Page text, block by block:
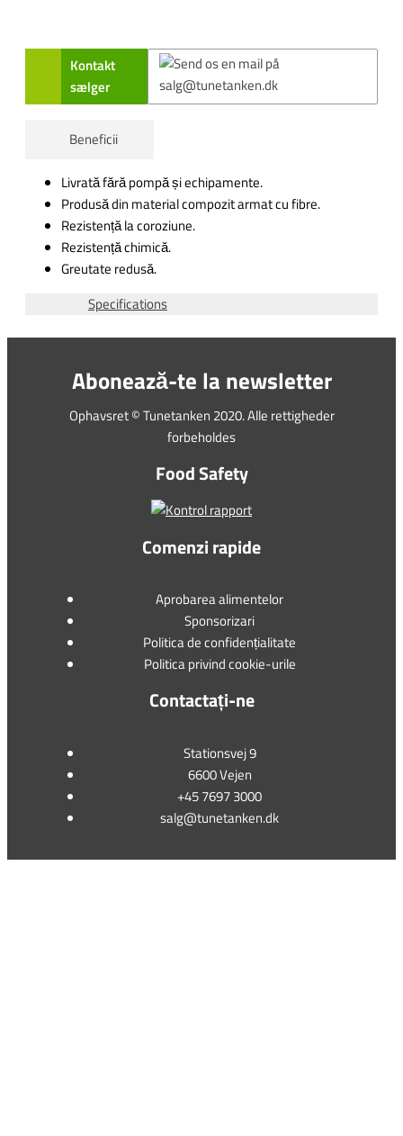
Kontakt
sælger
Beneficii
Livrată fără pompă și echipamente.
Produsă din material compozit armat cu fibre.
Rezistență la coroziune.
Rezistență chimică.
Greutate redusă.
Specifications
Abonează-te la newsletter
Ophavsret © Tunetanken 2020. Alle rettigheder
forbeholdes
Food Safety
Comenzi rapide
Aprobarea alimentelor
Sponsorizari
Politica de confidențialitate
Politica privind cookie-urile
Contactați-ne
Stationsvej 9
6600 Vejen
+45 7697 3000
salg@tunetanken.dk